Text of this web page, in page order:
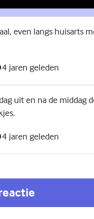
even langs huisarts
4 jaren geleden
uit en na de middag
4 jaren geleden